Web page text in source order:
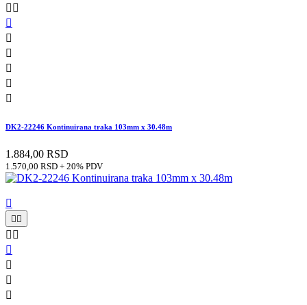
 






DK2-22246 Kontinuirana traka 103mm x 30.48m
1.884,00 RSD
1.570,00 RSD + 20% PDV

 
 



